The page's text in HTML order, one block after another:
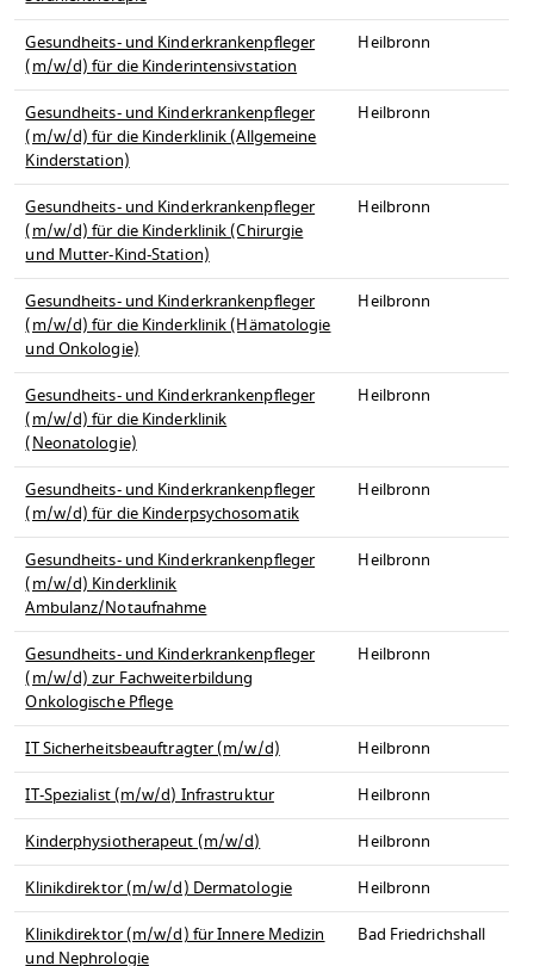
Gesundheits- und Kinderkrankenpfleger
(m/w/d) für die Kinderintensivstation
Heilbronn
Gesundheits- und Kinderkrankenpfleger
(m/w/d) für die Kinderklinik (Allgemeine
Kinderstation)
Heilbronn
Gesundheits- und Kinderkrankenpfleger
(m/w/d) für die Kinderklinik (Chirurgie
und Mutter-Kind-Station)
Heilbronn
Gesundheits- und Kinderkrankenpfleger
(m/w/d) für die Kinderklinik (Hämatologie
und Onkologie)
Heilbronn
Gesundheits- und Kinderkrankenpfleger
(m/w/d) für die Kinderklinik
(Neonatologie)
Heilbronn
Gesundheits- und Kinderkrankenpfleger
(m/w/d) für die Kinderpsychosomatik
Heilbronn
Gesundheits- und Kinderkrankenpfleger
(m/w/d) Kinderklinik
Ambulanz/Notaufnahme
Heilbronn
Gesundheits- und Kinderkrankenpfleger
(m/w/d) zur Fachweiterbildung
Onkologische Pflege
Heilbronn
IT Sicherheitsbeauftragter (m/w/d)
Heilbronn
IT-Spezialist (m/w/d) Infrastruktur
Heilbronn
Kinderphysiotherapeut (m/w/d)
Heilbronn
Klinikdirektor (m/w/d) Dermatologie
Heilbronn
Klinikdirektor (m/w/d) für Innere Medizin
und Nephrologie
Bad Friedrichshall